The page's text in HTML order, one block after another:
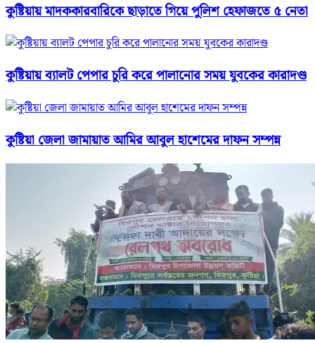
কুষ্টিয়ায় মাদককারবারিকে ছাড়াতে গিয়ে পুলিশ হেফাজতে ৫ নেতা
কুষ্টিয়ায় ব্যালট পেপার চুরি করে পালানোর সময় যুবকের কারাদণ্ড
কুষ্টিয়া জেলা জামায়াত আমির আবুল হাশেমের দাফন সম্পন্ন